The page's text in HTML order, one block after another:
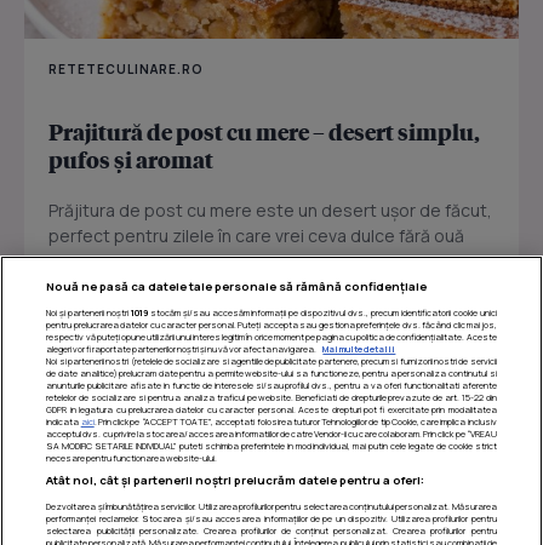
RETETECULINARE.RO
Prajitură de post cu mere – desert simplu,
pufos și aromat
Prăjitura de post cu mere este un desert ușor de făcut,
perfect pentru zilele în care vrei ceva dulce fără ouă
sau...
Nouă ne pasă ca datele tale personale să rămână confidențiale
Noi și partenerii noștri 1019stocăm și/sau accesăm informații pe dispozitivul dvs., precum identificatorii cookie unici
pentru prelucrarea datelor cu caracter personal. Puteți accepta sau gestiona preferințele dvs. făcând clic mai jos,
respectiv vă puteți opune utilizării unui interes legitim în orice moment pe pagina cu politica de confidențialitate. Aceste
alegeri vor fi raportate partenerilor noștri și nu vă vor afecta navigarea.
Mai multe detalii
Noi si partenerii nostri (retelele de socializare si agentiile de publicitate partenere, precum si furnizorii nostri de servicii
de date analitice) prelucram date pentru a permite website-ului sa functioneze, pentru a personaliza continutul si
anunturile publicitare afisate in functie de interesele si/sau profilul dvs., pentru a va oferi functionalitati aferente
retelelor de socializare si pentru a analiza traficul pe website. Beneficiati de drepturile prevazute de art. 15-22 din
GDPR in legatura cu prelucrarea datelor cu caracter personal. Aceste drepturi pot fi exercitate prin modalitatea
indicata aici. Prin click pe “ACCEPT TOATE”, acceptati folosirea tuturor Tehnologiilor de tip Cookie, care implica inclusiv
acceptul dvs. cu privire la stocarea/accesarea informatiilor de catre Vendor-ii cu care colaboram. Prin click pe “VREAU
SA MODIFIC SETARILE INDIVIDUAL” puteti schimba preferintele in mod individual, mai putin cele legate de cookie strict
necesare pentru functionarea website-ului.
Atât noi, cât și partenerii noștri prelucrăm datele pentru a oferi:
Dezvoltarea și îmbunătățirea serviciilor. Utilizarea profilurilor pentru selectarea conținutului personalizat. Măsurarea
performanței reclamelor. Stocarea și/sau accesarea informațiilor de pe un dispozitiv. Utilizarea profilurilor pentru
selectarea publicității personalizate. Crearea profilurilor de conținut personalizat. Crearea profilurilor pentru
publicitate personalizată. Măsurarea performanței conținutului. Înțelegerea publicului prin statistici sau combinații de